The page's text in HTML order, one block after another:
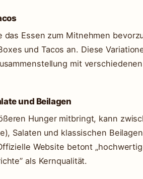
das Essen zum Mitnehmen
und Tacos an. Diese
mit
und Beilagen
Hunger mitbringt, kann
Salaten und klassischen
Website betont
als Kernqualität.